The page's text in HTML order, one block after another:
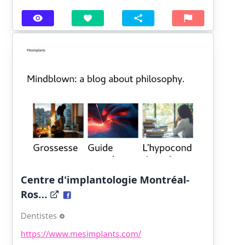
Centre d'implantologie Montréal-
Ros...
Dentistes
https://www.mesimplants.com/